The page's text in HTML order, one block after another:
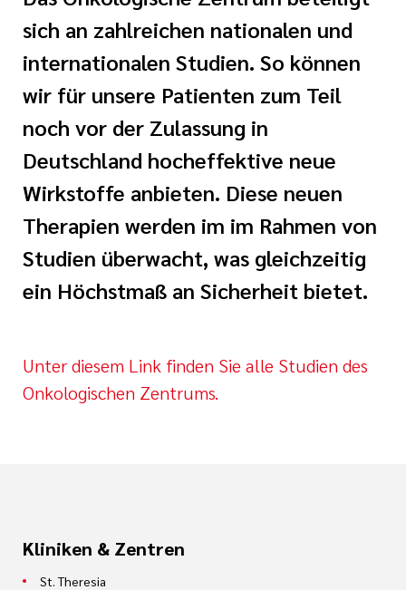
in
digital -
zum
sich an zahlreichen nationalen und
internationalen Studien. So können
wir für unsere Patienten zum Teil
noch vor der Zulassung in
Deutschland hocheffektive neue
Wirkstoffe anbieten. Diese neuen
Therapien werden im im Rahmen von
Studien überwacht, was gleichzeitig
ein Höchstmaß an Sicherheit bietet.
Unter diesem Link finden Sie alle Studien des
Onkologischen Zentrums.
Kliniken & Zentren
St. Theresia